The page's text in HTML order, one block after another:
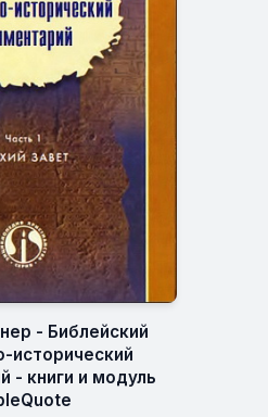
- Библейский
исторический
- книги и модуль